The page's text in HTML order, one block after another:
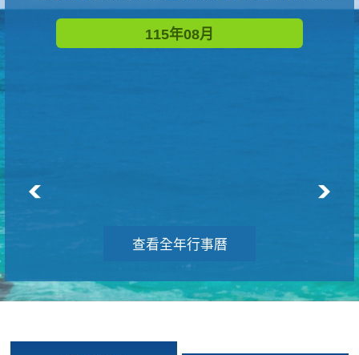
115年08月
查看全年行事曆